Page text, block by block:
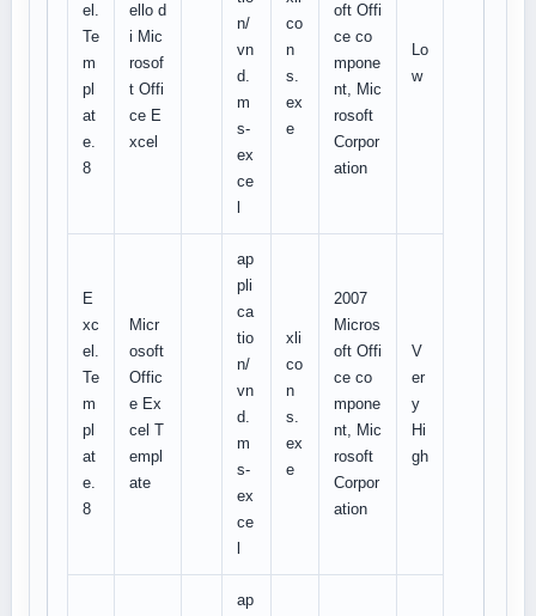
el.
Te
m
pl
at
e.
8
ello d
i Mic
rosof
t Offi
ce E
xcel
n/
vn
d.
m
s-
ex
ce
co
n
s.
ex
e
oft Offi
ce co
mpone
nt, Mic
rosoft
Corpor
ation
Lo
w
E
xc
el.
Te
m
pl
at
e.
8
Micr
osoft
Offic
e Ex
cel T
empl
ate
ap
pli
ca
tio
n/
vn
d.
m
s-
ex
ce
xli
co
n
s.
ex
e
2007
Micros
oft Offi
ce co
mpone
nt, Mic
rosoft
Corpor
ation
V
er
y
Hi
gh
ap